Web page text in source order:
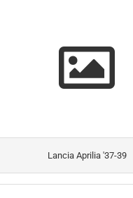
Lancia Aprilia '37-39